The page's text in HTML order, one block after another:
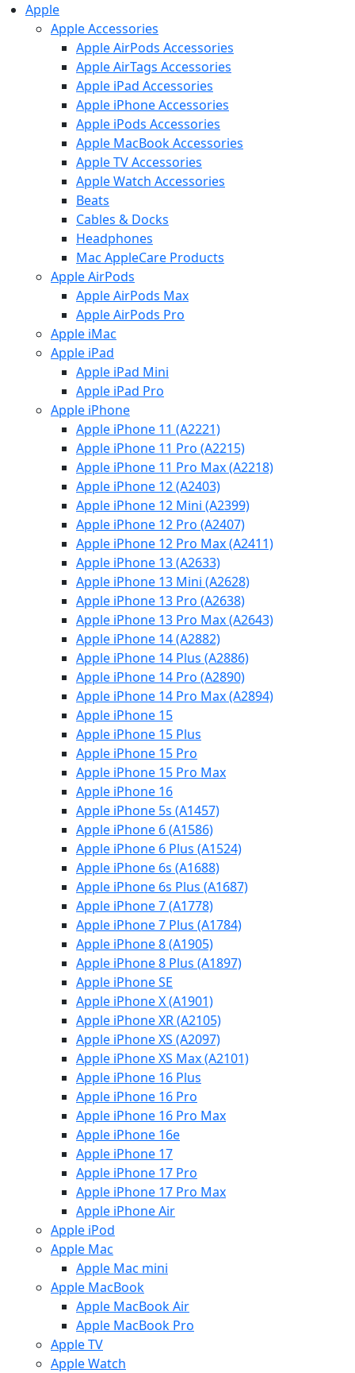
Apple
Apple Accessories
Apple AirPods Accessories
Apple AirTags Accessories
Apple iPad Accessories
Apple iPhone Accessories
Apple iPods Accessories
Apple MacBook Accessories
Apple TV Accessories
Apple Watch Accessories
Beats
Cables & Docks
Headphones
Mac AppleCare Products
Apple AirPods
Apple AirPods Max
Apple AirPods Pro
Apple iMac
Apple iPad
Apple iPad Mini
Apple iPad Pro
Apple iPhone
Apple iPhone 11 (A2221)
Apple iPhone 11 Pro (A2215)
Apple iPhone 11 Pro Max (A2218)
Apple iPhone 12 (A2403)
Apple iPhone 12 Mini (A2399)
Apple iPhone 12 Pro (A2407)
Apple iPhone 12 Pro Max (A2411)
Apple iPhone 13 (A2633)
Apple iPhone 13 Mini (A2628)
Apple iPhone 13 Pro (A2638)
Apple iPhone 13 Pro Max (A2643)
Apple iPhone 14 (A2882)
Apple iPhone 14 Plus (A2886)
Apple iPhone 14 Pro (A2890)
Apple iPhone 14 Pro Max (A2894)
Apple iPhone 15
Apple iPhone 15 Plus
Apple iPhone 15 Pro
Apple iPhone 15 Pro Max
Apple iPhone 16
Apple iPhone 5s (A1457)
Apple iPhone 6 (A1586)
Apple iPhone 6 Plus (A1524)
Apple iPhone 6s (A1688)
Apple iPhone 6s Plus (A1687)
Apple iPhone 7 (A1778)
Apple iPhone 7 Plus (A1784)
Apple iPhone 8 (A1905)
Apple iPhone 8 Plus (A1897)
Apple iPhone SE
Apple iPhone X (A1901)
Apple iPhone XR (A2105)
Apple iPhone XS (A2097)
Apple iPhone XS Max (A2101)
Apple iPhone 16 Plus
Apple iPhone 16 Pro
Apple iPhone 16 Pro Max
Apple iPhone 16e
Apple iPhone 17
Apple iPhone 17 Pro
Apple iPhone 17 Pro Max
Apple iPhone Air
Apple iPod
Apple Mac
Apple Mac mini
Apple MacBook
Apple MacBook Air
Apple MacBook Pro
Apple TV
Apple Watch